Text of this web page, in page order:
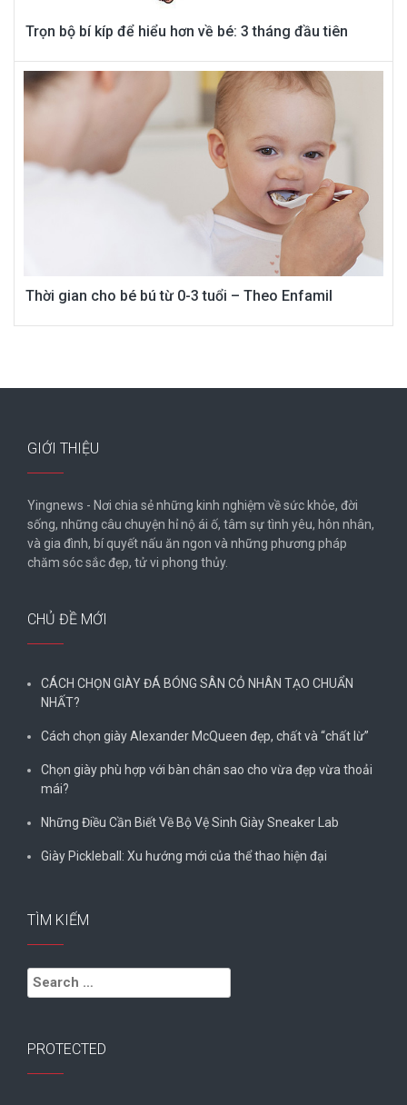
Trọn bộ bí kíp để hiểu hơn về bé: 3 tháng đầu tiên
Thời gian cho bé bú từ 0-3 tuổi – Theo Enfamil
GIỚI THIỆU
Yingnews - Nơi chia sẻ những kinh nghiệm về sức khỏe, đời
sống, những câu chuyện hỉ nộ ái ố, tâm sự tình yêu, hôn nhân,
và gia đình, bí quyết nấu ăn ngon và những phương pháp
chăm sóc sắc đẹp, tử vi phong thủy.
CHỦ ĐỀ MỚI
CÁCH CHỌN GIÀY ĐÁ BÓNG SÂN CỎ NHÂN TẠO CHUẨN
NHẤT?
Cách chọn giày Alexander McQueen đẹp, chất và “chất lừ”
Chọn giày phù hợp với bàn chân sao cho vừa đẹp vừa thoải
mái?
Những Điều Cần Biết Về Bộ Vệ Sinh Giày Sneaker Lab
Giày Pickleball: Xu hướng mới của thể thao hiện đại
TÌM KIẾM
Search
for:
PROTECTED